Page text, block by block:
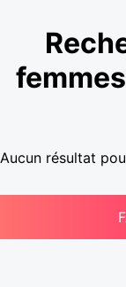
Aucun résultat